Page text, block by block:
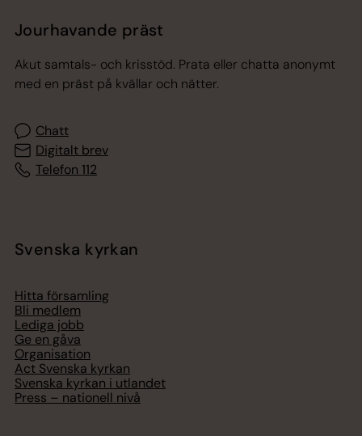
Jourhavande präst
Akut samtals- och krisstöd. Prata eller chatta anonymt
med en präst på kvällar och nätter.
Chatt
Digitalt brev
Telefon 112
Svenska kyrkan
Hitta församling
Bli medlem
Lediga jobb
Ge en gåva
Organisation
Act Svenska kyrkan
Svenska kyrkan i utlandet
Press – nationell nivå